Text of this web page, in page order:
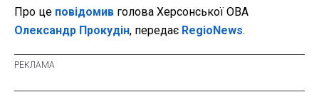
Про це повідомив голова Херсонської ОВА
Олександр Прокудін, передає RegioNews.